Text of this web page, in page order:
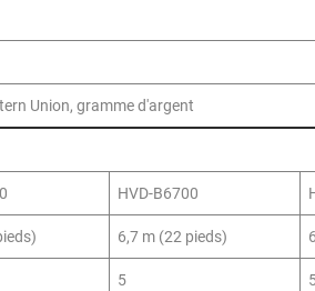
Union, gramme d'argent
HVD-B6700
6,7 m (22 pieds)
5